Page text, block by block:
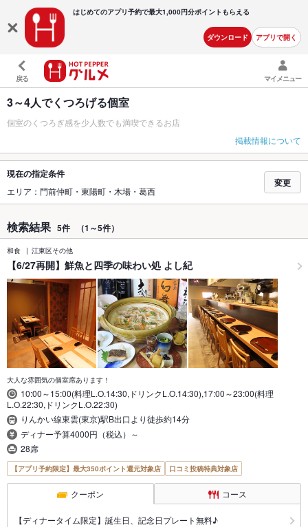
はじめてのアプリ予約で最大1,000円分ポイントもらえる
ダウンロード アプリで開く
戻る マイメニュー
3～4人でくつろげる個室
個室のくつろぎ感を少人数でも満喫できるお店
掲載情報について
現在の指定条件
エリア：門前仲町・東陽町・木場・葛西
変更
検索結果 5件 （1～5件）
和食 江東区その他
【6/27再開】鮮魚と四季の味わい処 よし紀
大人な雰囲気の個室席あります！
10:00～15:00(料理L.O.14:30,ドリンクL.O.14:30),17:00～23:00(料理
L.O.22:30,ドリンクL.O.22:30)
りんかい線東雲(東京)駅B出口より徒歩約14分
ディナー予算4000円（税込）～
28席
【アプリ予約限定】最大350ポイント還元対象店 口コミ投稿特典対象店
クーポン コース
【ディナータイム限定】誕生日、記念日プレート無料♪